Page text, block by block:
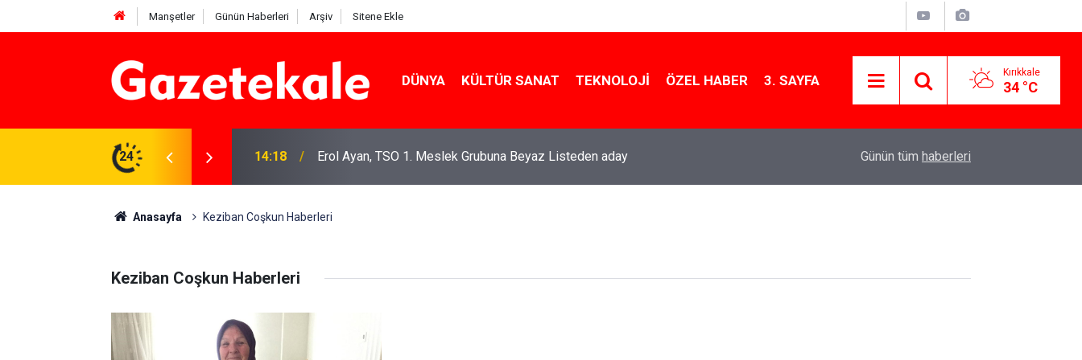
Manşetler Günün Haberleri Arşiv Sitene Ekle
DÜNYA KÜLTÜR SANAT TEKNOLOJI ÖZEL HABER 3. SAYFA Kırıkkale
34 °C
24 14:18 Erol Ayan, TSO 1. Meslek Grubuna Beyaz Listeden aday Anahtar Parti’den “Terörsüz Türkiye” yasasına
Günün tüm haberleri
Anasayfa Keziban Coşkun Haberleri
Keziban Coşkun Haberleri